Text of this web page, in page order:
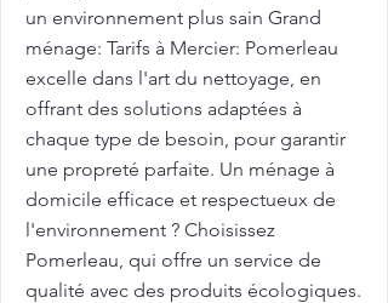
un environnement plus sain Grand
ménage: Tarifs à Mercier: Pomerleau
excelle dans l'art du nettoyage, en
offrant des solutions adaptées à
chaque type de besoin, pour garantir
une propreté parfaite. Un ménage à
domicile efficace et respectueux de
l'environnement ? Choisissez
Pomerleau, qui offre un service de
qualité avec des produits écologiques.